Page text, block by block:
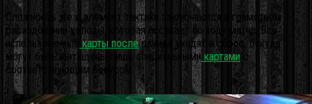
Сложность же и элемент тактики заключаются в грамотном
расходовании колоды, которая иссякает по ходу матча. Все
использованные карты послераунда уходят в сброс, откуда
могут быть вытащены лишь специальными картами с
соответствующим бонусом.